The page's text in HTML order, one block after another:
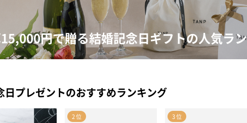
円で贈る結婚記念日ギフトの人気ラ
日プレゼントのおすすめランキング